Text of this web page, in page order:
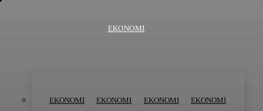
EKONOMI
EKONOMI EKONOMI EKONOMI EKONOMI